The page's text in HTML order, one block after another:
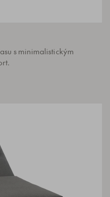
s minimalistickým